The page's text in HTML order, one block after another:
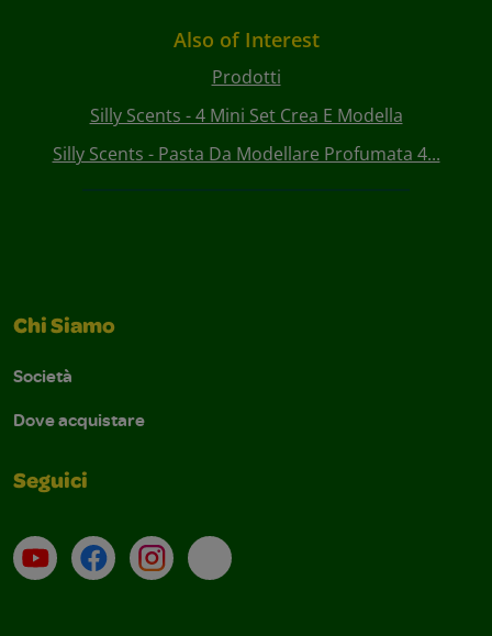
Also of Interest
Prodotti
Silly Scents - 4 Mini Set Crea E Modella
Silly Scents - Pasta Da Modellare Profumata 4...
Chi Siamo
Società
Dove acquistare
Seguici
Su YouTube
ContattiProfilo Instagram
Email